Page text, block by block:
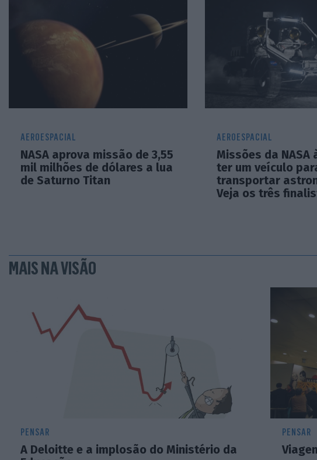
AEROESPACIAL
NASA aprova missão de 3,55
mil milhões de dólares a lua
de Saturno Titan
AEROESPACIAL
Missões da NASA
ter um veículo
transportar
Veja os três
MAIS NA VISÃO
PENSAR
A Deloitte e a implosão do Ministério da
PENSAR